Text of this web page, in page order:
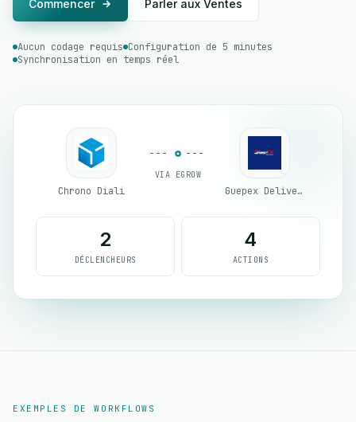
Commencer Parler aux Ventes
Aucun codage requis Configuration de 5 minutes
Synchronisation en temps réel
Chrono Diali
VIA EGROW
Guepex Delivery
2
DÉCLENCHEURS
4
ACTIONS
EXEMPLES DE WORKFLOWS